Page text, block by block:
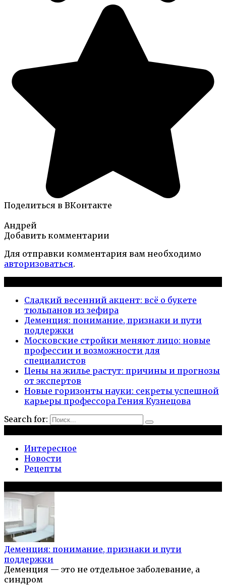
Поделиться в ВКонтакте
Андрей
Добавить комментарии
Для отправки комментария вам необходимо
авторизоваться.
Сладкий весенний акцент: всё о букете
тюльпанов из зефира
Деменция: понимание, признаки и пути
поддержки
Московские стройки меняют лицо: новые
профессии и возможности для
специалистов
Цены на жилье растут: причины и прогнозы
от экспертов
Новые горизонты науки: секреты успешной
карьеры профессора Гения Кузнецова
Search for:
Интересное
Новости
Рецепты
Деменция: понимание, признаки и пути
поддержки
Деменция — это не отдельное заболевание, а
синдром